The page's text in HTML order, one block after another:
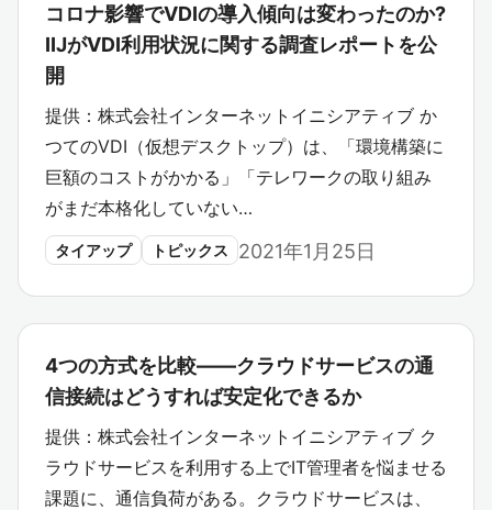
コロナ影響でVDIの導入傾向は変わったのか?
IIJがVDI利用状況に関する調査レポートを公
開
提供：株式会社インターネットイニシアティブ か
つてのVDI（仮想デスクトップ）は、「環境構築に
巨額のコストがかかる」「テレワークの取り組み
がまだ本格化していない…
タイアップ トピックス 2021年1月25日
4つの方式を比較――クラウドサービスの通
信接続はどうすれば安定化できるか
提供：株式会社インターネットイニシアティブ ク
ラウドサービスを利用する上でIT管理者を悩ませる
課題に、通信負荷がある。クラウドサービスは、